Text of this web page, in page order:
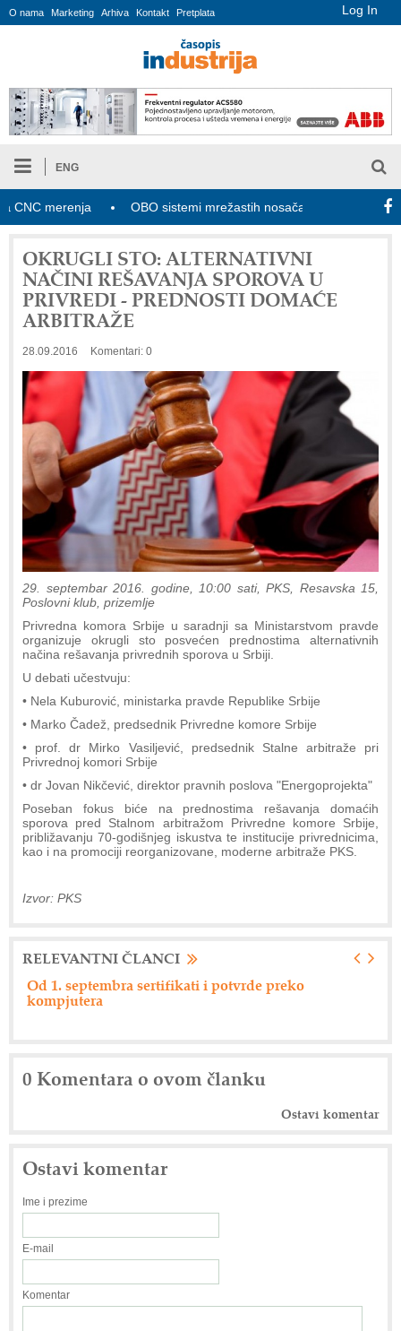
Log In
O nama Marketing Arhiva Kontakt Pretplata
ENG
merenja OBO sistemi mrežastih nosača kablova Novi
OKRUGLI STO: ALTERNATIVNI
NAČINI REŠAVANJA SPOROVA U
PRIVREDI - PREDNOSTI DOMAĆE
ARBITRAŽE
28.09.2016 Komentari: 0
29. septembar 2016. godine, 10:00 sati, PKS, Resavska 15,
Poslovni klub, prizemlje
Privredna komora Srbije u saradnji sa Ministarstvom pravde
organizuje okrugli sto posvećen prednostima alternativnih
načina rešavanja privrednih sporova u Srbiji.
U debati učestvuju:
• Nela Kuburović, ministarka pravde Republike Srbije
• Marko Čadež, predsednik Privredne komore Srbije
• prof. dr Mirko Vasiljević, predsednik Stalne arbitraže pri
Privrednoj komori Srbije
• dr Jovan Nikčević, direktor pravnih poslova "Energoprojekta"
Poseban fokus biće na prednostima rešavanja domaćih
sporova pred Stalnom arbitražom Privredne komore Srbije,
približavanju 70-godišnjeg iskustva te institucije privrednicima,
kao i na promociji reorganizovane, moderne arbitraže PKS.
Izvor: PKS
RELEVANTNI ČLANCI
Od 1. septembra sertifikati i potvrde preko
kompjutera
0 Komentara o ovom članku
Ostavi komentar
Ostavi komentar
Ime i prezime
E-mail
Komentar